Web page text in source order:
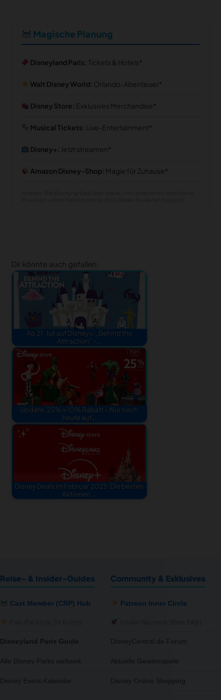
Magische Planung
Disneyland Paris: Tickets & Hotels
Walt Disney World: Orlando-Abenteuer
Disney Store: Exklusives Merchandise
Musical Tickets: Live-Entertainment
Disney+: Jetzt streamen
Amazon Disney-Shop: Magie für Zuhause
Dir könnte auch gefallen:
Ab 21. Juli auf Disney+: „Behind the
Attraction“ -…
Update: 25% + 10% Rabatt – Nur noch
heute auf…
Disney Deals im Februar 2025: Die besten
Aktionen,…
Reise- & Insider-Guides
Cast Member (CRP) Hub
Disneyland Paris Guide
Alle Disney Parks weltweit
Disney Event-Kalender
Community & Exklusives
Patreon Inner Circle
DisneyCentral.de Forum
Aktuelle Gewinnspiele
Disney Online Shopping